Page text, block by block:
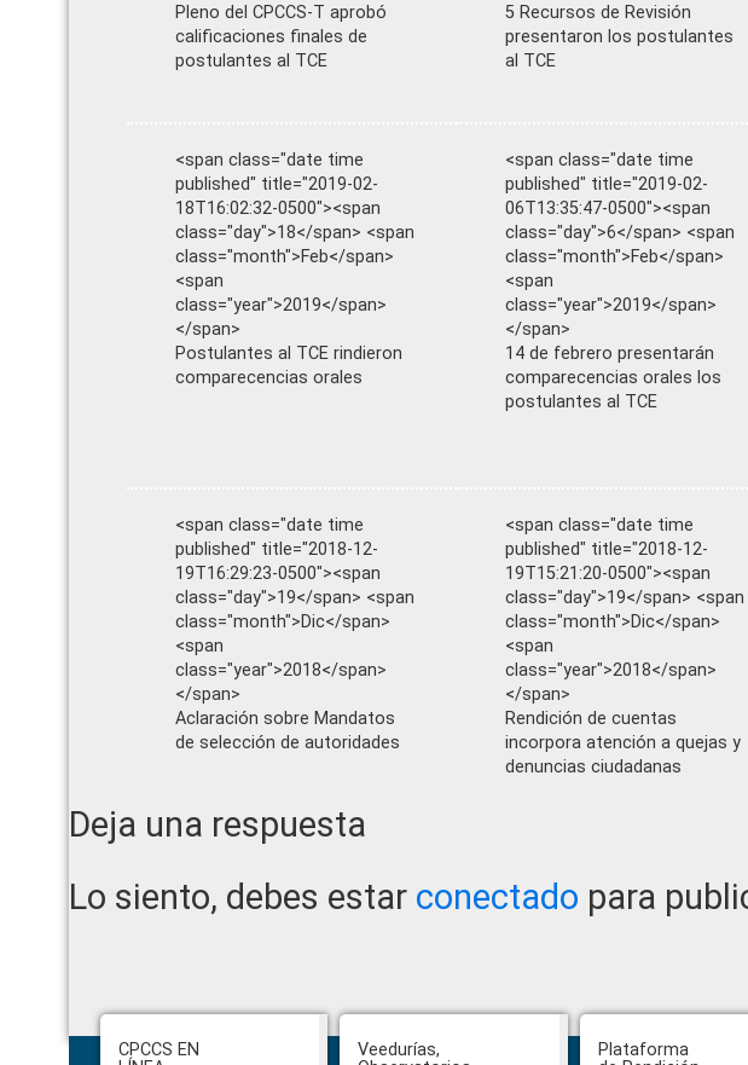
Pleno del CPCCS-T aprobó
calificaciones finales de
postulantes al TCE
5 Recursos de Revisión
presentaron los postulantes
al TCE
<span class="date time
published" title="2019-02-
18T16:02:32-0500"><span
class="day">18</span> <span
class="month">Feb</span>
<span
class="year">2019</span>
</span>
Postulantes al TCE rindieron
comparecencias orales
<span class="date time
published" title="2019-02-
06T13:35:47-0500"><span
class="day">6</span> <span
class="month">Feb</span>
<span
class="year">2019</span>
</span>
14 de febrero presentarán
comparecencias orales los
postulantes al TCE
<span class="date time
published" title="2018-12-
19T16:29:23-0500"><span
class="day">19</span> <span
class="month">Dic</span>
<span
class="year">2018</span>
</span>
Aclaración sobre Mandatos
de selección de autoridades
<span class="date time
published" title="2018-12-
19T15:21:20-0500"><span
class="day">19</span> <span
class="month">Dic</span>
<span
class="year">2018</span>
</span>
Rendición de cuentas
incorpora atención a quejas y
denuncias ciudadanas
Reader
Interactions
Deja una respuesta
Lo siento, debes estar conectado para
CPCCS EN
Veedurías,
Plataforma
Hasta el 31 de julio se podrán
presentar impugnaciones en